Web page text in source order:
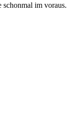
im voraus.